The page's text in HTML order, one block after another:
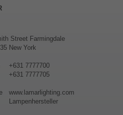
Street Farmingdale
New York
+631 7777700
+631 7777705
www.lamarlighting.com
Lampenhersteller